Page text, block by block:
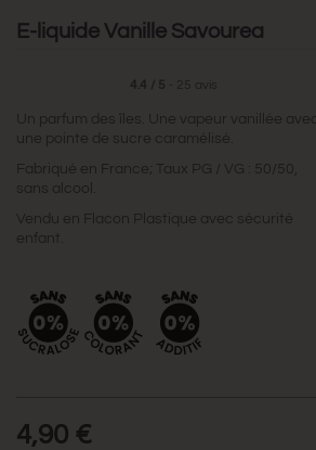
E-liquide Vanille Savourea
4.4 / 5 25 avis
Un parfum des îles. Une vapeur vanillée avec
une pointe de sucre caramélisé.
Fabriqué en France; Taux PG / VG : 50/50,
sans alcool.
Vendu en Flacon Plastique avec sécurité
enfant.
4,90 €